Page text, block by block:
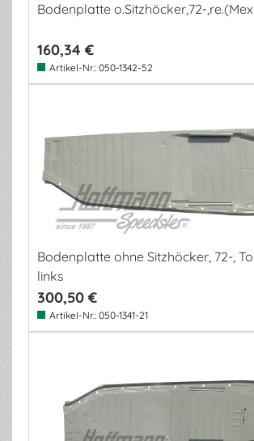
Bodenplatte o.Sitzhöcker,72-
160,34 €
Artikel-Nr.: 050-1342-52
Bodenplatte ohne Sitzhöcker, 72-,
links
300,50 €
Artikel-Nr.: 050-1341-21